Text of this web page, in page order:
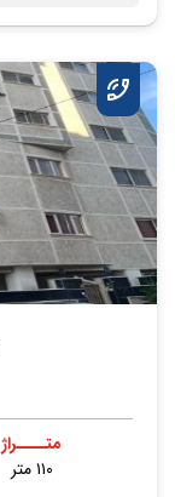
متــــراژ
۱۱۰ متر